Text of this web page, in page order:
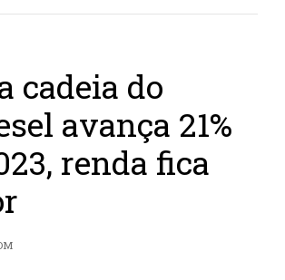
cadeia do
avança 21%
renda fica